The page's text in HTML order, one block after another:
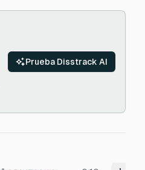
Prueba Disstrack AI